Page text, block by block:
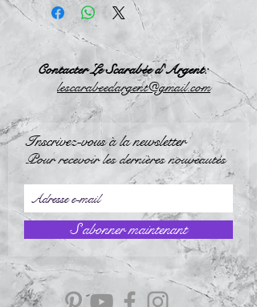
Contacter Le Scarabée d'Argent:
lescarabeedargent@gmail.com
Inscrivez-vous à la newsletter
Pour recevoir les dernières nouveautés
S`abonner maintenant